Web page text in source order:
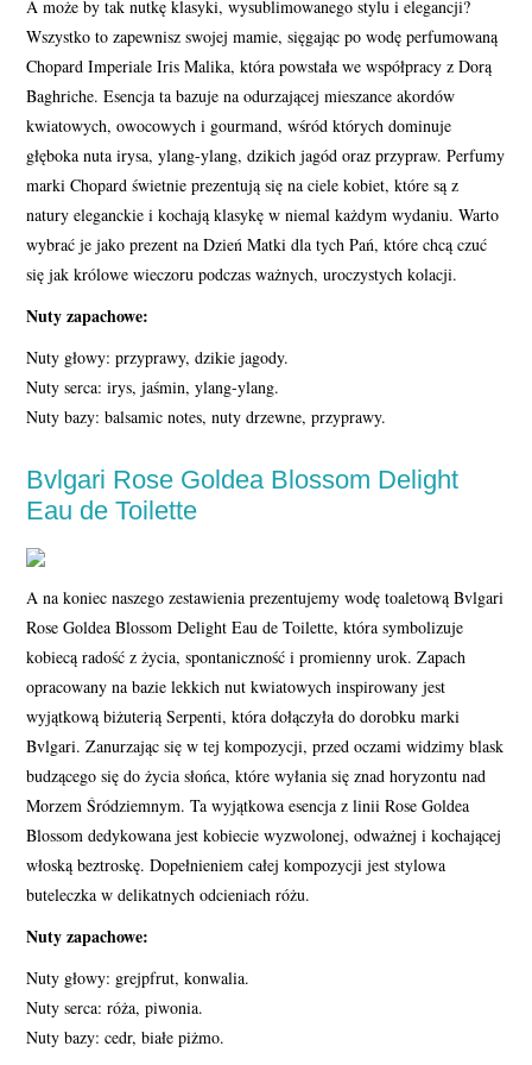
A może by tak nutkę klasyki, wysublimowanego stylu i elegancji?
Wszystko to zapewnisz swojej mamie, sięgając po wodę perfumowaną
Chopard Imperiale Iris Malika, która powstała we współpracy z Dorą
Baghriche. Esencja ta bazuje na odurzającej mieszance akordów
kwiatowych, owocowych i gourmand, wśród których dominuje
głęboka nuta irysa, ylang-ylang, dzikich jagód oraz przypraw. Perfumy
marki Chopard świetnie prezentują się na ciele kobiet, które są z
natury eleganckie i kochają klasykę w niemal każdym wydaniu. Warto
wybrać je jako prezent na Dzień Matki dla tych Pań, które chcą czuć
się jak królowe wieczoru podczas ważnych, uroczystych kolacji.
Nuty zapachowe:
Nuty głowy: przyprawy, dzikie jagody.
Nuty serca: irys, jaśmin, ylang-ylang.
Nuty bazy: balsamic notes, nuty drzewne, przyprawy.
Bvlgari Rose Goldea Blossom Delight
Eau de Toilette
A na koniec naszego zestawienia prezentujemy wodę toaletową Bvlgari
Rose Goldea Blossom Delight Eau de Toilette, która symbolizuje
kobiecą radość z życia, spontaniczność i promienny urok. Zapach
opracowany na bazie lekkich nut kwiatowych inspirowany jest
wyjątkową biżuterią Serpenti, która dołączyła do dorobku marki
Bvlgari. Zanurzając się w tej kompozycji, przed oczami widzimy blask
budzącego się do życia słońca, które wyłania się znad horyzontu nad
Morzem Śródziemnym. Ta wyjątkowa esencja z linii Rose Goldea
Blossom dedykowana jest kobiecie wyzwolonej, odważnej i kochającej
włoską beztroskę. Dopełnieniem całej kompozycji jest stylowa
buteleczka w delikatnych odcieniach różu.
Nuty zapachowe:
Nuty głowy: grejpfrut, konwalia.
Nuty serca: róża, piwonia.
Nuty bazy: cedr, białe piżmo.